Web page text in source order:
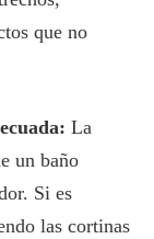
que no
La
un baño
Si es
las cortinas